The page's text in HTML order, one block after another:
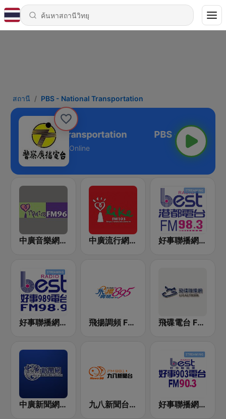
สถานี PBS - National Transportation
- National Transportation
Online
中廣音樂網 i Radio FM96.3 中廣流行網 I like radio 好事聯播網 港都983 Best Radio FM98.3
好事聯播網 Best Radio FM98.9 飛揚調頻 FM 89.5 飛碟電台 FM92.1
中廣新聞網 BCC News Radio 九八新聞台 News98 FM 98.1 好事聯播網 Best Radio FM90.3